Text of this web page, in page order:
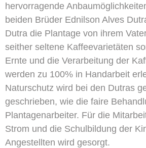
hervorragende
beiden Brüder Ednilson Alves
Dutra die Plantage von ihrem
seither seltene Kaffeevarietäten
Ernte und die Verarbeitung der
werden zu 100% in Handarbeit
Naturschutz wird bei den Dutras
geschrieben, wie die faire
Plantagenarbeiter. Für die
Strom und die Schulbildung der
Angestellten wird gesorgt.